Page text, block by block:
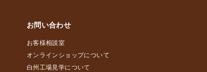
お問い合わせ
お客様相談室
オンラインショップについて
白州工場見学について